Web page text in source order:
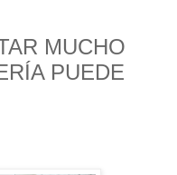
MUCHO
PUEDE